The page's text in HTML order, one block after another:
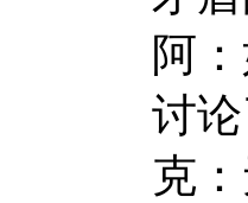
阿
讨论
克